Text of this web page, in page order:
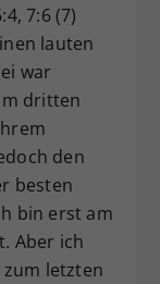
7:6 (7)
lauten
war
dritten
den
besten
bin erst am
Aber ich
letzten